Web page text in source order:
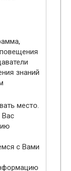
знаний
место.
Вас
с Вами